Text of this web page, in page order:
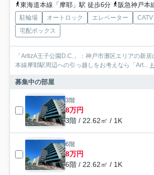
東海道本線「摩耶」駅 徒歩6分
阪急神戸本線
駐輪場 オートロック エレベーター CATV
宅配ボックス
「ArtizA王子公園D.C.」：神戸市灘区エリアの新
本線摩耶駅周辺への引っ越しをお考えなら「Art...
募集中の部屋
3階
8万円
3階 / 22.62㎡ / 1K
6階
8万円
6階 / 22.62㎡ / 1K